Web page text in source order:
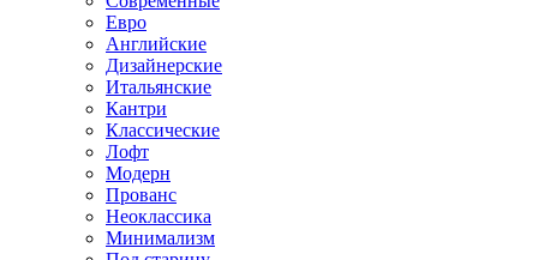
Евро
Английские
Дизайнерские
Итальянские
Кантри
Классические
Лофт
Модерн
Прованс
Неоклассика
Минимализм